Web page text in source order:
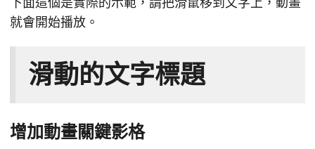
就會開始播放。
滑動的文字標題
增加動畫關鍵影格